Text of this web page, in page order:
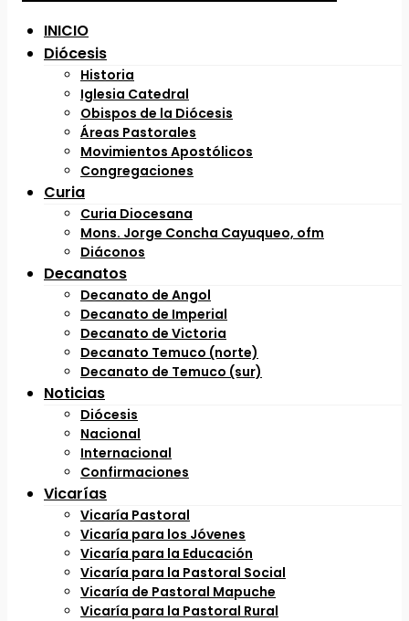
INICIO
Diócesis
Historia
Iglesia Catedral
Obispos de la Diócesis
Áreas Pastorales
Movimientos Apostólicos
Congregaciones
Curia
Curia Diocesana
Mons. Jorge Concha Cayuqueo, ofm
Diáconos
Decanatos
Decanato de Angol
Decanato de Imperial
Decanato de Victoria
Decanato Temuco (norte)
Decanato de Temuco (sur)
Noticias
Diócesis
Nacional
Internacional
Confirmaciones
Vicarías
Vicaría Pastoral
Vicaría para los Jóvenes
Vicaría para la Educación
Vicaría para la Pastoral Social
Vicaría de Pastoral Mapuche
Vicaría para la Pastoral Rural